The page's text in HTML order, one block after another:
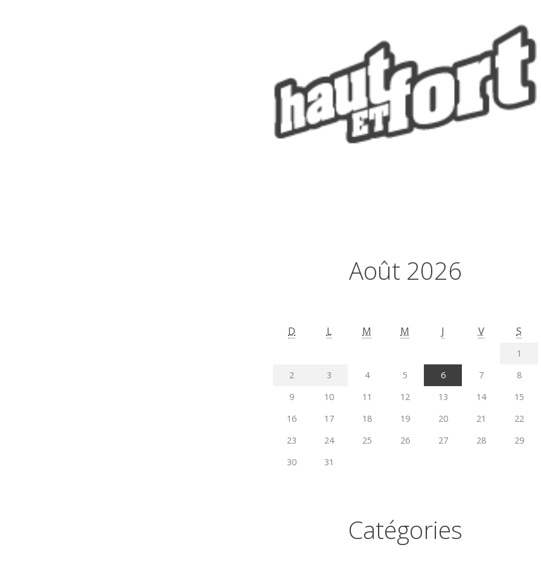
Août 2026
D L M M J V S
1
2
3 4 5 6 7
8
9
10 11 12 13 14
15
16
17 18 19 20 21
22
23
24 25 26 27 28
29
30
31
Catégories